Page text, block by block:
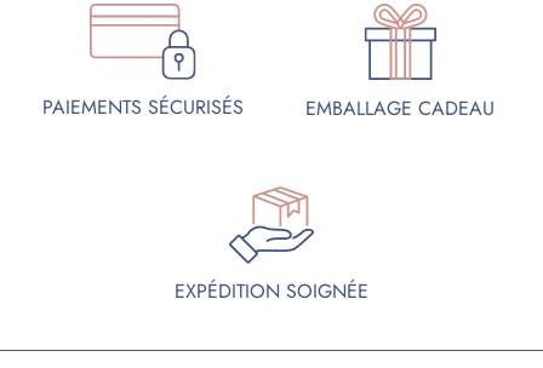
PAIEMENTS SÉCURISÉS EMBALLAGE CADEAU
EXPÉDITION SOIGNÉE